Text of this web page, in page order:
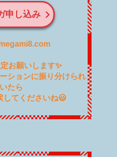
申し込み
お願いします✨
ションに振り分けられ
たら
してくださいね😃